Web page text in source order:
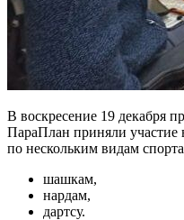
В воскресение 19 декабря
ПараПлан приняли участие
по нескольким видам
шашкам,
нардам,
дартсу.